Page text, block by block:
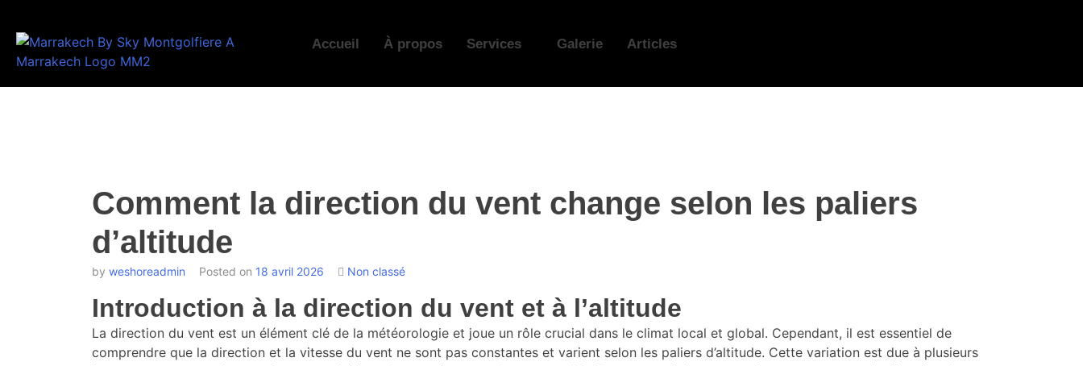
Accueil À propos Services Galerie Articles
Comment la direction du vent change selon les paliers
d’altitude
by weshoreadmin Posted on 18 avril 2026 Non classé
Introduction à la direction du vent et à l’altitude
La direction du vent est un élément clé de la météorologie et joue un rôle crucial dans le climat local et global. Cependant, il est essentiel de
comprendre que la direction et la vitesse du vent ne sont pas constantes et varient selon les paliers d’altitude. Cette variation est due à plusieurs